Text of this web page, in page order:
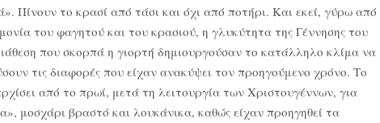
Πίνουν το κρασί από τάσι και όχι από ποτήρι. Και εκεί, γύρω από
του φαγητού και του κρασιού, η γλυκύτητα της Γέννησης του
που σκορπά η γιορτή δημιουργούσαν το κατάλληλο κλίμα να
τις διαφορές που είχαν ανακύψει τον προηγούμενο χρόνο. Το
από το πρωί, μετά τη λειτουργία των Χριστουγέννων, για
μοσχάρι βραστό και λουκάνικα, καθώς είχαν προηγηθεί τα